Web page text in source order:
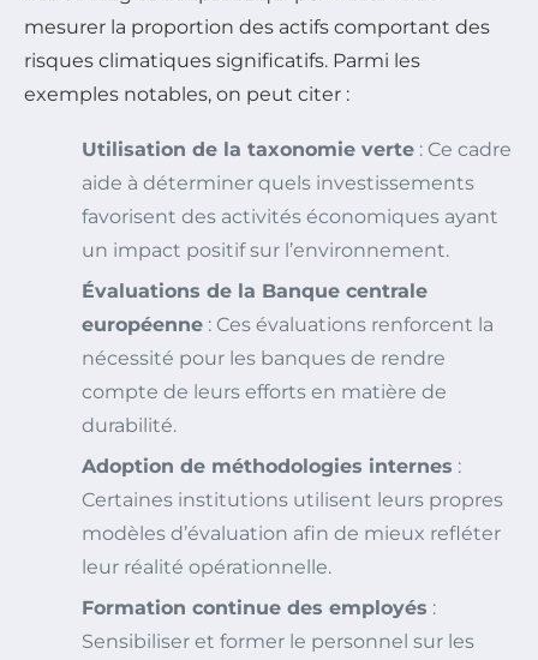
mesurer la proportion des actifs comportant des
risques climatiques significatifs. Parmi les
exemples notables, on peut citer :
Utilisation de la taxonomie verte : Ce cadre
aide à déterminer quels investissements
favorisent des activités économiques ayant
un impact positif sur l’environnement.
Évaluations de la Banque centrale
européenne : Ces évaluations renforcent la
nécessité pour les banques de rendre
compte de leurs efforts en matière de
durabilité.
Adoption de méthodologies internes :
Certaines institutions utilisent leurs propres
modèles d’évaluation afin de mieux refléter
leur réalité opérationnelle.
Formation continue des employés :
Sensibiliser et former le personnel sur les